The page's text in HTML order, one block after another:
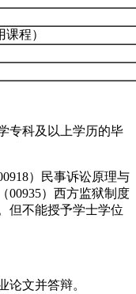
程）
专科及以上学历的毕
）民事诉讼原理与
00935）西方监狱制度
但不能授予学士学位
论文并答辩。